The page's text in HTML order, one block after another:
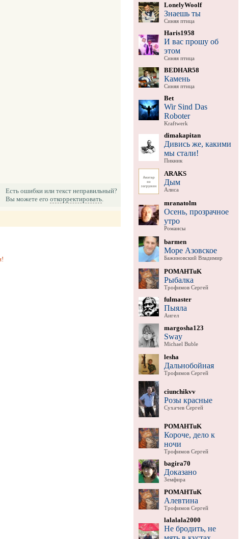
Есть ошибки или текст неправильный?
Вы можете его откорректировать.
LonelyWoolf
Знаешь ты
Синяя птица
Haris1958
И вас прошу об
этом
Синяя птица
BEDHAR58
Камень
Синяя птица
Bet
Wir Sind Das
Roboter
Kraftwerk
dimakapitan
Дивись же, какими
мы стали!
Пикник
ARAKS
Дым
Алиса
mranatolm
Осень, прозрачное
утро
Романсы
barmen
Море Азовское
Бажиновский Владимир
POMAHTuK
Рыбалка
Трофимов Сергей
fulmaster
Пыяла
Аигел
margosha123
Sway
Michael Buble
lesha
Дальнобойная
Трофимов Сергей
ciunchikvv
Розы красные
Сухачев Сергей
POMAHTuK
Короче, дело к
ночи
Трофимов Сергей
bagira70
Доказано
Земфира
POMAHTuK
Алевтина
Трофимов Сергей
lalalala2000
Не бродить, не